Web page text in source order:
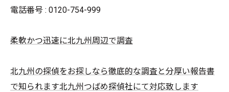
電話番号 : 0120-754-999
柔軟かつ迅速に北九州周辺で調査
北九州の探偵をお探しなら徹底的な調査と分厚い報告書
で知られます北九州つばめ探偵社にて対応致します